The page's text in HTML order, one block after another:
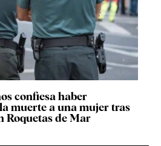
confiesa haber
muerte a una mujer tras
Roquetas de Mar